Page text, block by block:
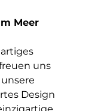
Kriese
Meer
uns
Design